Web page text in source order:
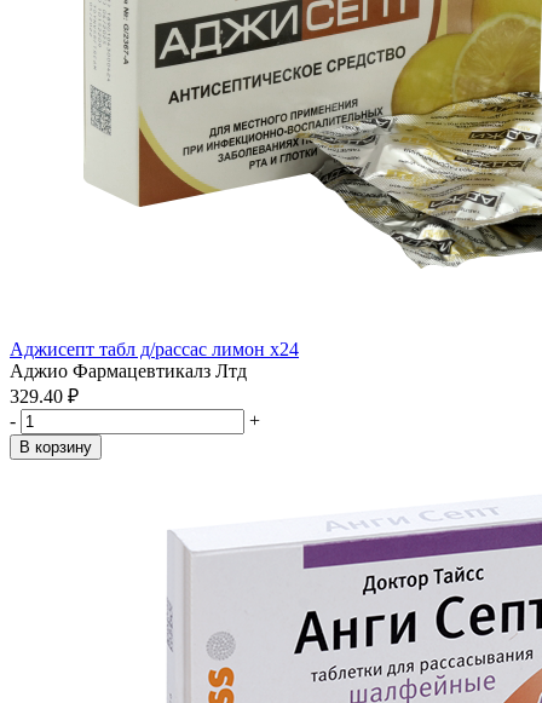
Аджисепт табл д/рассас лимон x24
Аджио Фармацевтикалз Лтд
329.40 ₽
-
+
В корзину